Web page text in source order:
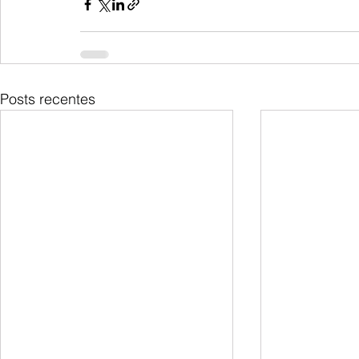
Posts recentes